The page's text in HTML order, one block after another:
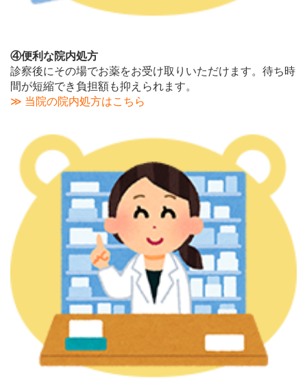
④便利な院内処方
診察後にその場でお薬をお受け取りいただけます。待ち時
間が短縮でき負担額も抑えられます。
≫ 当院の院内処方はこちら